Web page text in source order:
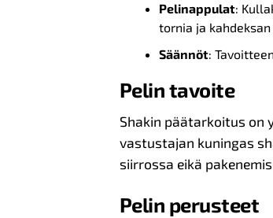
Pelinappulat:
tornia ja
Säännöt:
Pelin tavoite
Shakin päätarkoitus on
vastustajan kuningas
siirrossa eikä
Pelin perusteet